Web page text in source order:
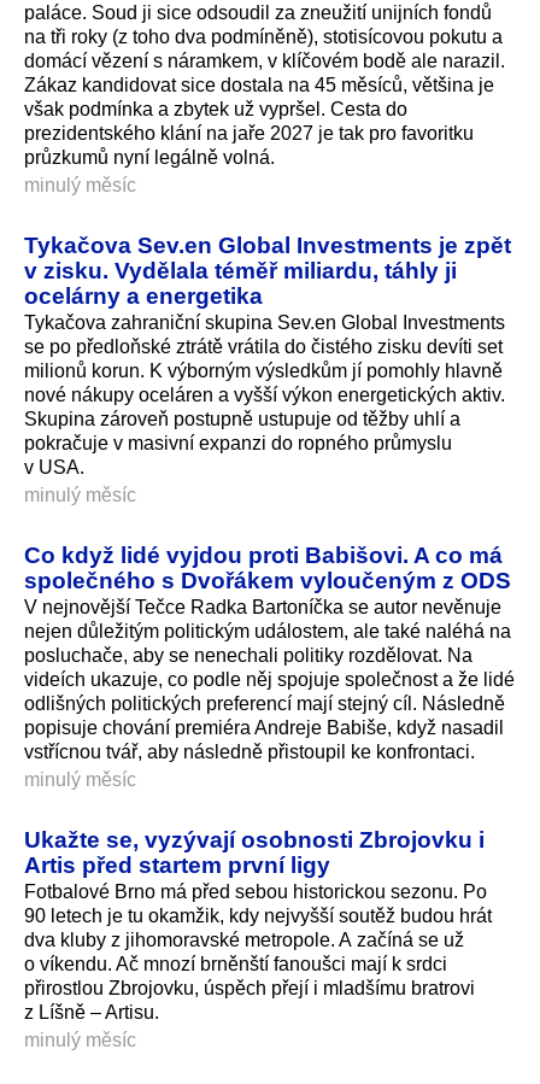
paláce. Soud ji sice odsoudil za zneužití unijních fondů
na tři roky (z toho dva podmíněně), stotisícovou pokutu a
domácí vězení s náramkem, v klíčovém bodě ale narazil.
Zákaz kandidovat sice dostala na 45 měsíců, většina je
však podmínka a zbytek už vypršel. Cesta do
prezidentského klání na jaře 2027 je tak pro favoritku
průzkumů nyní legálně volná.
minulý měsíc
Tykačova Sev.en Global Investments je zpět
v zisku. Vydělala téměř miliardu, táhly ji
ocelárny a energetika
Tykačova zahraniční skupina Sev.en Global Investments
se po předloňské ztrátě vrátila do čistého zisku devíti set
milionů korun. K výborným výsledkům jí pomohly hlavně
nové nákupy oceláren a vyšší výkon energetických aktiv.
Skupina zároveň postupně ustupuje od těžby uhlí a
pokračuje v masivní expanzi do ropného průmyslu
v USA.
minulý měsíc
Co když lidé vyjdou proti Babišovi. A co má
společného s Dvořákem vyloučeným z ODS
V nejnovější Tečce Radka Bartoníčka se autor nevěnuje
nejen důležitým politickým událostem, ale také naléhá na
posluchače, aby se nenechali politiky rozdělovat. Na
videích ukazuje, co podle něj spojuje společnost a že lidé
odlišných politických preferencí mají stejný cíl. Následně
popisuje chování premiéra Andreje Babiše, když nasadil
vstřícnou tvář, aby následně přistoupil ke konfrontaci.
minulý měsíc
Ukažte se, vyzývají osobnosti Zbrojovku i
Artis před startem první ligy
Fotbalové Brno má před sebou historickou sezonu. Po
90 letech je tu okamžik, kdy nejvyšší soutěž budou hrát
dva kluby z jihomoravské metropole. A začíná se už
o víkendu. Ač mnozí brněnští fanoušci mají k srdci
přirostlou Zbrojovku, úspěch přejí i mladšímu bratrovi
z Líšně – Artisu.
minulý měsíc